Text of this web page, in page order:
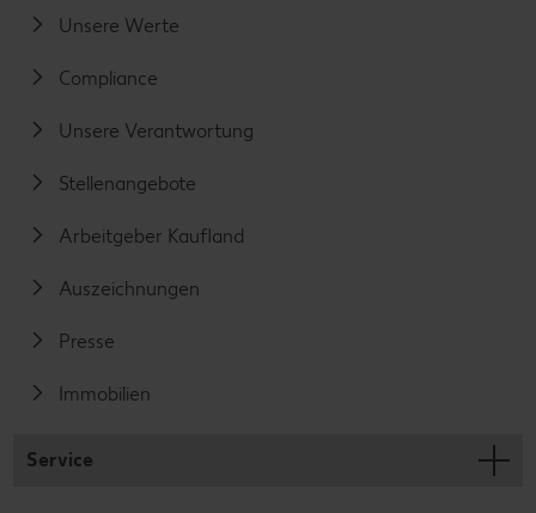
Unsere Werte
Compliance
Unsere Verantwortung
Stellenangebote
Arbeitgeber Kaufland
Auszeichnungen
Presse
Immobilien
Service